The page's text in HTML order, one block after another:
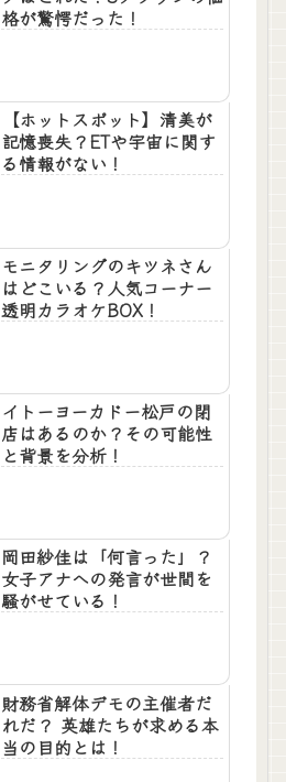
格が驚愕だった！
【ホットスポット】清美が
記憶喪失？ETや宇宙に関す
る情報がない！
モニタリングのキツネさん
はどこいる？人気コーナー
透明カラオケBOX！
イトーヨーカドー松戸の閉
店はあるのか？その可能性
と背景を分析！
岡田紗佳は「何言った」？
女子アナへの発言が世間を
騒がせている！
財務省解体デモの主催者だ
れだ？ 英雄たちが求める本
当の目的とは！